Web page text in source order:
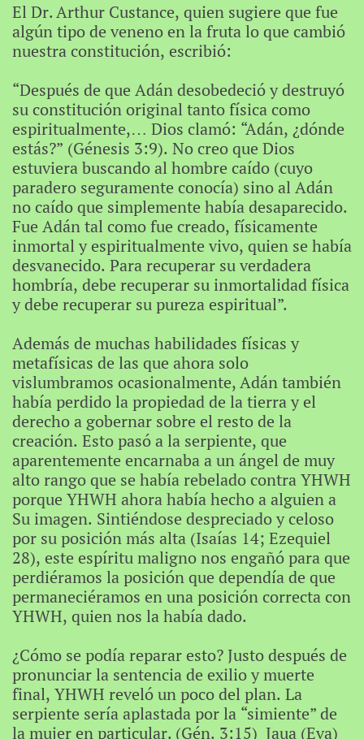
El Dr. Arthur Custance, quien sugiere que fue
algún tipo de veneno en la fruta lo que cambió
nuestra constitución, escribió:
“Después de que Adán desobedeció y destruyó
su constitución original tanto física como
espiritualmente,… Dios clamó: “Adán, ¿dónde
estás?” (Génesis 3:9). No creo que Dios
estuviera buscando al hombre caído (cuyo
paradero seguramente conocía) sino al Adán
no caído que simplemente había desaparecido.
Fue Adán tal como fue creado, físicamente
inmortal y espiritualmente vivo, quien se había
desvanecido. Para recuperar su verdadera
hombría, debe recuperar su inmortalidad física
y debe recuperar su pureza espiritual”.
Además de muchas habilidades físicas y
metafísicas de las que ahora solo
vislumbramos ocasionalmente, Adán también
había perdido la propiedad de la tierra y el
derecho a gobernar sobre el resto de la
creación. Esto pasó a la serpiente, que
aparentemente encarnaba a un ángel de muy
alto rango que se había rebelado contra YHWH
porque YHWH ahora había hecho a alguien a
Su imagen. Sintiéndose despreciado y celoso
por su posición más alta (Isaías 14; Ezequiel
28), este espíritu maligno nos engañó para que
perdiéramos la posición que dependía de que
permaneciéramos en una posición correcta con
YHWH, quien nos la había dado.
¿Cómo se podía reparar esto? Justo después de
pronunciar la sentencia de exilio y muerte
final, YHWH reveló un poco del plan. La
serpiente sería aplastada por la “simiente” de
la mujer en particular. (Gén. 3:15) Jaua (Eva)